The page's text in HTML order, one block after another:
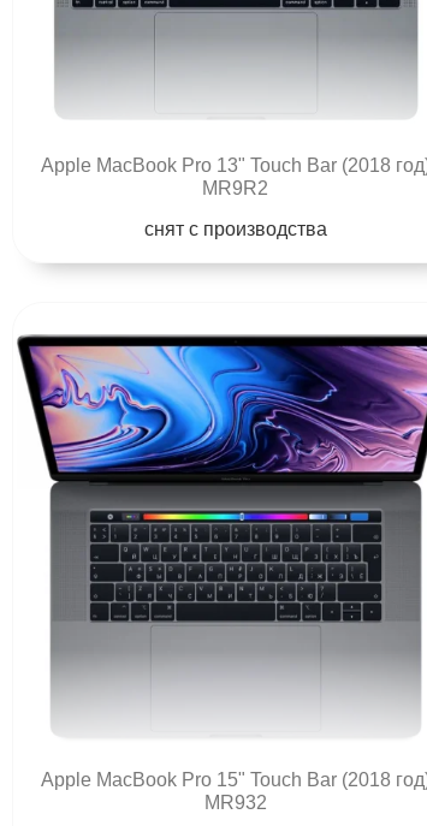
Apple MacBook Pro 13" Touch Bar (2018
MR9R2
снят с производства
Apple MacBook Pro 15" Touch Bar (2018
MR932